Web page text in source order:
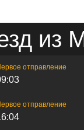
из
отправление
отправление